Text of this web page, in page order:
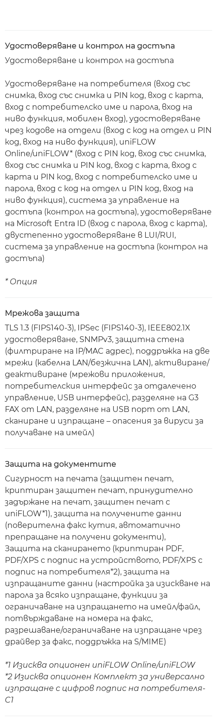
Удостоверяване и контрол на достъпа
Удостоверяване и контрол на достъпа
Удостоверяване на потребителя (вход със
снимка, вход със снимка и PIN код, вход с карта,
вход с потребителско име и парола, вход на
ниво функция, мобилен вход), удостоверяване
чрез кодове на отдели (вход с код на отдел и PIN
код, вход на ниво функция), uniFLOW
Online/uniFLOW* (вход с PIN код, вход със снимка,
вход със снимка и PIN код, вход с карта, вход с
карта и PIN код, вход с потребителско име и
парола, вход с код на отдел и PIN код, вход на
ниво функция), система за управление на
достъпа (контрол на достъпа), удостоверяване
на Microsoft Entra ID (вход с парола, вход с карта),
двустепенно удостоверяване в LUI/RUI,
система за управление на достъпа (контрол на
достъпа)
* Опция
Мрежова защита
TLS 1.3 (FIPS140-3), IPSec (FIPS140-3), IEEE802.1X
удостоверяване, SNMPv3, защитна стена
(филтриране на IP/MAC адрес), поддръжка на две
мрежи (кабелна LAN/безжична LAN), активиране/
деактивиране (мрежови приложения,
потребителския интерфейс за отдалечено
управление, USB интерфейс), разделяне на G3
FAX от LAN, разделяне на USB порт от LAN,
сканиране и изпращане – опасения за вируси за
получаване на имейл)
Защита на документите
Сигурност на печата (защитен печат,
криптиран защитен печат, принудително
задържане на печат, защитен печат с
uniFLOW*1), защита на получените данни
(поверителна факс кутия, автоматично
препращане на получени документи),
Защита на сканирането (криптиран PDF,
PDF/XPS с подпис на устройството, PDF/XPS с
подпис на потребителя*2), защита на
изпращаните данни (настройка за изискване на
парола за всяко изпращане, функции за
ограничаване на изпращането на имейл/файл,
потвърждаване на номера на факс,
разрешаване/ограничаване на изпращане чрез
драйвер за факс, поддръжка на S/MIME)
*1 Изисква опционен uniFLOW Online/uniFLOW
*2 Изисква опционен Комплект за универсално
изпращане с цифров подпис на потребителя-
C1